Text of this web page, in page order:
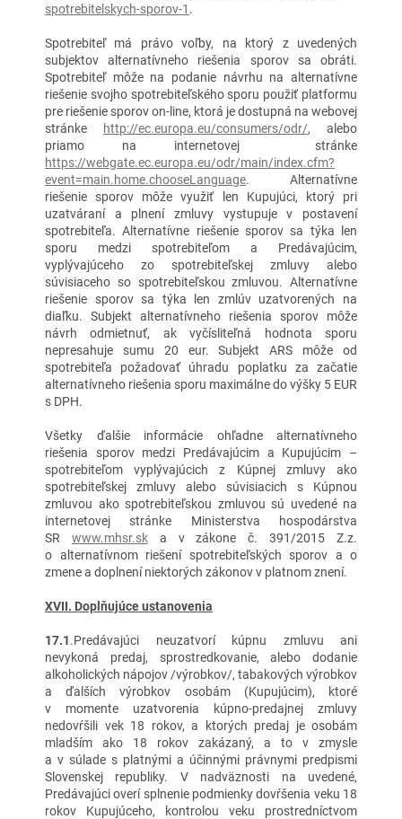
spotrebitelskych-sporov-1 .
Spotrebiteľ má právo voľby, na ktorý z uvedených
subjektov alternatívneho riešenia sporov sa obráti.
Spotrebiteľ môže na podanie návrhu na alternatívne
riešenie svojho spotrebiteľského sporu použiť platformu
pre riešenie sporov on-line, ktorá je dostupná na webovej
stránke
http://ec.europa.eu/consumers/odr/, alebo
priamo na internetovej stránke
https://webgate.ec.europa.eu/odr/main/index.cfm?
event=main.home.chooseLanguage. Alternatívne
riešenie sporov môže využiť len Kupujúci, ktorý pri
uzatváraní a plnení zmluvy vystupuje v postavení
spotrebiteľa. Alternatívne riešenie sporov sa týka len
sporu medzi spotrebiteľom a Predávajúcim,
vyplývajúceho zo spotrebiteľskej zmluvy alebo
súvisiaceho so spotrebiteľskou zmluvou. Alternatívne
riešenie sporov sa týka len zmlúv uzatvorených na
diaľku. Subjekt alternatívneho riešenia sporov môže
návrh odmietnuť, ak vyčísliteľná hodnota sporu
nepresahuje sumu 20 eur. Subjekt ARS môže od
spotrebiteľa požadovať úhradu poplatku za začatie
alternatívneho riešenia sporu maximálne do výšky 5 EUR
s DPH.
Všetky ďalšie informácie ohľadne alternatívneho
riešenia sporov medzi Predávajúcim a Kupujúcim –
spotrebiteľom vyplývajúcich z Kúpnej zmluvy ako
spotrebiteľskej zmluvy alebo súvisiacich s Kúpnou
zmluvou ako spotrebiteľskou zmluvou sú uvedené na
internetovej stránke Ministerstva hospodárstva
SR www.mhsr.ska v zákone č. 391/2015 Z.z.
o alternatívnom riešení spotrebiteľských sporov a o
zmene a doplnení niektorých zákonov v platnom znení.
XVII. Doplňujúce ustanovenia
17.1.Predávajúci neuzatvorí kúpnu zmluvu ani
nevykoná predaj, sprostredkovanie, alebo dodanie
alkoholických nápojov /výrobkov/, tabakových výrobkov
a ďalších výrobkov osobám (Kupujúcim), ktoré
v momente uzatvorenia kúpno-predajnej zmluvy
nedovŕšili vek 18 rokov, a ktorých predaj je osobám
mladším ako 18 rokov zakázaný, a to v zmysle
a v súlade s platnými a účinnými právnymi predpismi
Slovenskej republiky. V nadväznosti na uvedené,
Predávajúci overí splnenie podmienky dovŕšenia veku 18
rokov Kupujúceho, kontrolou veku prostredníctvom